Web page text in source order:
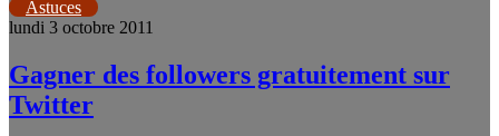
Astuces
lundi 3 octobre 2011
Gagner des followers gratuitement sur
Twitter